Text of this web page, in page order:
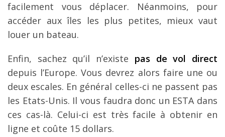
facilement vous déplacer. Néanmoins, pour
accéder aux îles les plus petites, mieux vaut
louer un bateau.
Enfin, sachez qu’il n’existe pas de vol direct
depuis l’Europe. Vous devrez alors faire une ou
deux escales. En général celles-ci ne passent pas
les Etats-Unis. Il vous faudra donc un ESTA dans
ces cas-là. Celui-ci est très facile à obtenir en
ligne et coûte 15 dollars.